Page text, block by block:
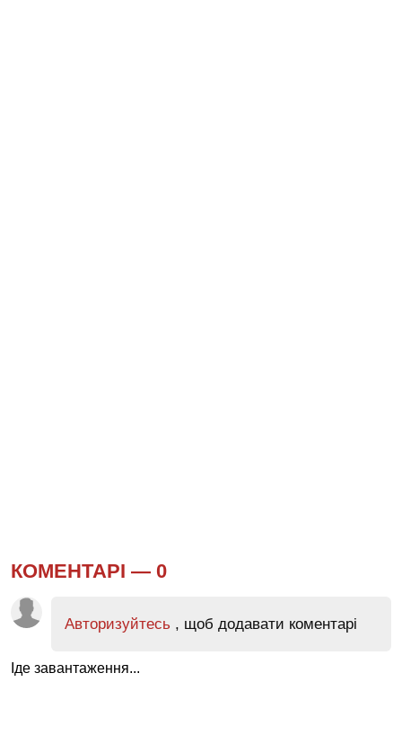
КОМЕНТАРІ — 0
Авторизуйтесь , щоб додавати коментарі
Іде завантаження...